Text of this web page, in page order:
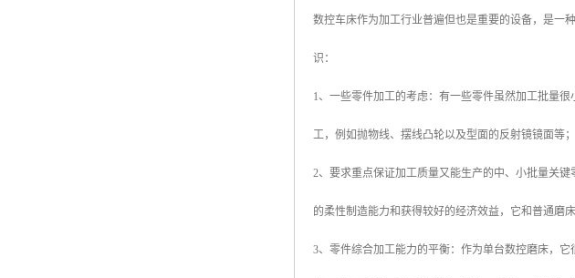
数控车床作为加工行业普遍但也是重要的设备，是一
识：
1、一些零件加工的考虑：有一些零件虽然加工批量
工，例如抛物线、摆线凸轮以及型面的反射镜镜面等；
2、要求重点保证加工质量又能生产的中、小批量关
的柔性制造能力和获得较好的经济效益，它和普通磨
3、零件综合加工能力的平衡：作为单台数控磨床，